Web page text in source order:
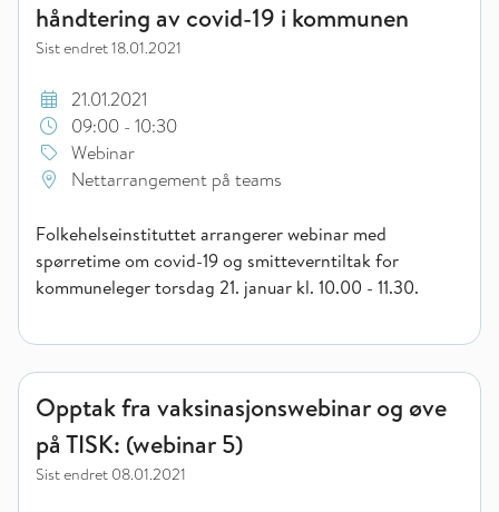
håndtering av covid-19 i kommunen
Sist endret18.01.2021
21.01.2021
09:00 - 10:30
Webinar
Nettarrangement på teams
Folkehelseinstituttet arrangerer webinar med
spørretime om covid-19 og smitteverntiltak for
kommuneleger torsdag 21. januar kl. 10.00 - 11.30.
Opptak fra vaksinasjonswebinar og øve på TISK: (webinar 5)
Opptak fra vaksinasjonswebinar og øve
på TISK: (webinar 5)
Sist endret 08.01.2021